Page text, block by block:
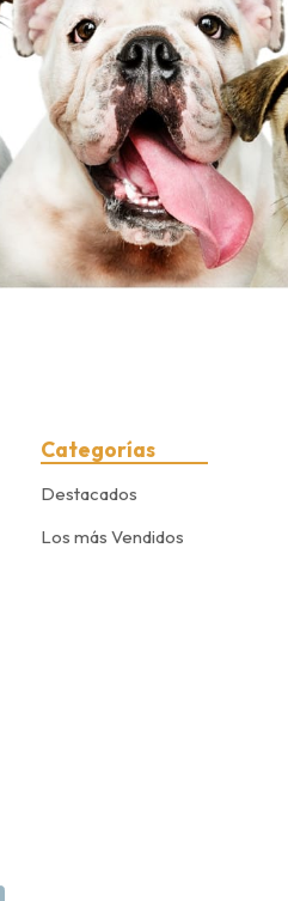
Categorías
Destacados
Los más Vendidos